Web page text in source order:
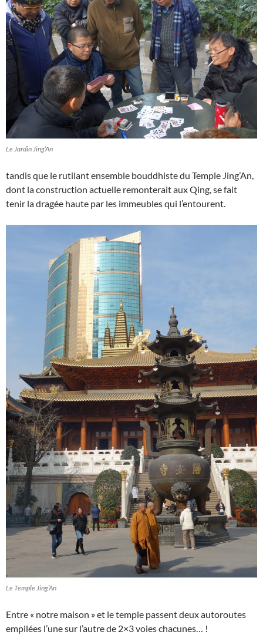
Le Jardin Jing’An
tandis que le rutilant ensemble bouddhiste du Temple Jing’An,
dont la construction actuelle remonterait aux Qing, se fait
tenir la dragée haute par les immeubles qui l’entourent.
Le Temple Jing’An
Entre « notre maison » et le temple passent deux autoroutes
empilées l’une sur l’autre de 2×3 voies chacunes… !